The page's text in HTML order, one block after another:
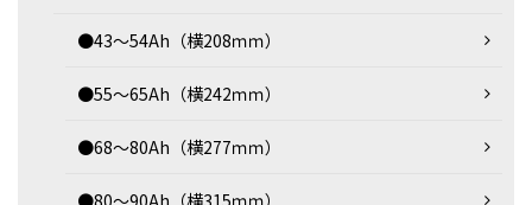
●43～54Ah（横208ｍｍ）
●55～65Ah（横242ｍｍ）
●68～80Ah（横277ｍｍ）
●80～90Ah（横315ｍｍ）